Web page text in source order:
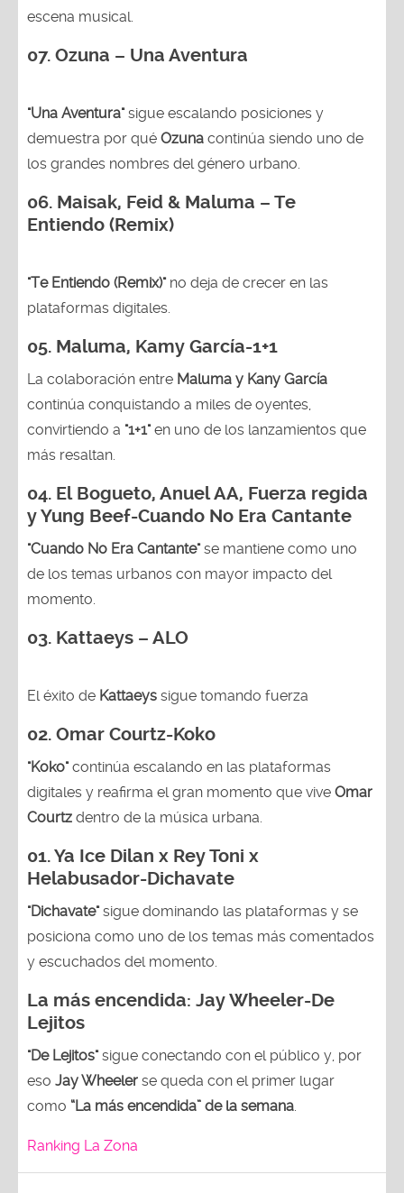
escena musical.
07. Ozuna – Una Aventura
"Una Aventura"sigue escalando posiciones y
demuestra por qué Ozuna continúa siendo uno de
los grandes nombres del género urbano.
06. Maisak, Feid & Maluma – Te
Entiendo (Remix)
"Te Entiendo (Remix)"no deja de crecer en las
plataformas digitales.
05. Maluma, Kamy García-1+1
La colaboración entre Maluma y Kany García
continúa conquistando a miles de oyentes,
convirtiendo a "1+1"en uno de los lanzamientos que
más resaltan.
04. El Bogueto, Anuel AA, Fuerza regida
y Yung Beef-Cuando No Era Cantante
"Cuando No Era Cantante"se mantiene como uno
de los temas urbanos con mayor impacto del
momento.
03. Kattaeys – ALO
El éxito de Kattaeys sigue tomando fuerza
02. Omar Courtz-Koko
"Koko"continúa escalando en las plataformas
digitales y reafirma el gran momento que vive Omar
Courtz dentro de la música urbana.
01.Ya Ice Dilan x Rey Toni x
Helabusador-Dichavate
"Dichavate"sigue dominando las plataformas y se
posiciona como uno de los temas más comentados
y escuchados del momento.
La más encendida: Jay Wheeler-De
Lejitos
"De Lejitos"sigue conectando con el público y, por
eso Jay Wheeler se queda con el primer lugar
como “La más encendida” de la semana.
Ranking La Zona